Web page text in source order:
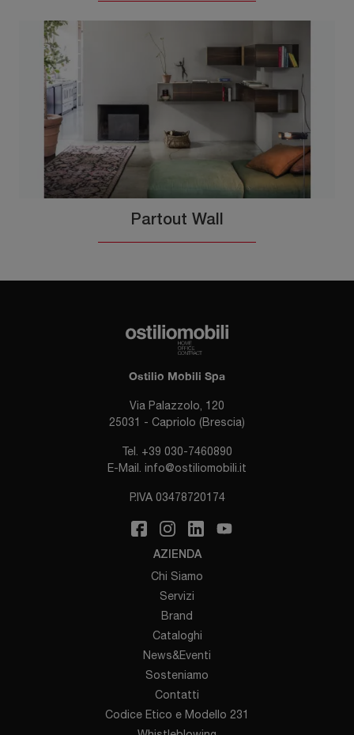
Partout Wall
Ostilio Mobili Spa
Via Palazzolo, 120
25031 - Capriolo (Brescia)
Tel. +39 030-7460890
E-Mail. info@ostiliomobili.it
P.IVA 03478720174
AZIENDA
Chi Siamo
Servizi
Brand
Cataloghi
News&Eventi
Sosteniamo
Contatti
Codice Etico e Modello 231